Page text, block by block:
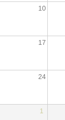
10
17
24
1